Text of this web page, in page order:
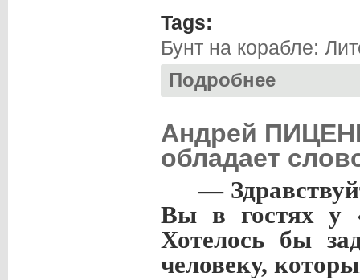
Tags:
Бунт на корабле:
Подробнее
Андрей
обладает
—
Вы в гостях у
Хотелось бы
человеку,